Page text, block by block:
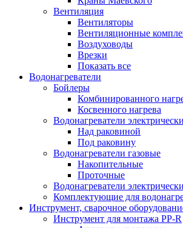
Вентиляция
Вентиляторы
Вентиляционные
Воздуховоды
Врезки
Показать все
Водонагреватели
Бойлеры
Комбинированного
Косвенного нагрева
Водонагреватели
Над раковиной
Под раковину
Водонагреватели газовые
Накопительные
Проточные
Водонагреватели
Комплектующие для
Инструмент, сварочное
Инструмент для монтажа PP-R